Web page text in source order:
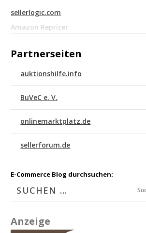
sellerlogic.com
Amazon Repricer
Partnerseiten
auktionshilfe.info
BuVeC e. V.
onlinemarktplatz.de
sellerforum.de
E-Commerce Blog durchsuchen:
Anzeige